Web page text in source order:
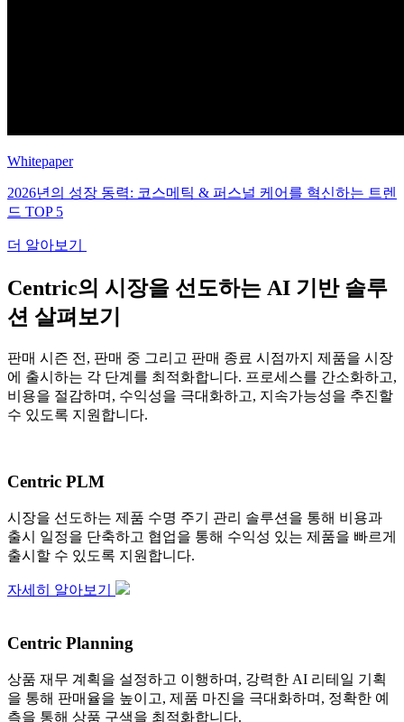
Whitepaper
2026년의 성장 동력: 코스메틱 & 퍼스널 케어를 혁신하는 트렌
드 TOP 5
더 알아보기
Centric의 시장을 선도하는 AI 기반 솔루
션 살펴보기
판매 시즌 전, 판매 중 그리고 판매 종료 시점까지 제품을 시장
에 출시하는 각 단계를 최적화합니다. 프로세스를 간소화하고,
비용을 절감하며, 수익성을 극대화하고, 지속가능성을 추진할
수 있도록 지원합니다.
Centric PLM
시장을 선도하는 제품 수명 주기 관리 솔루션을 통해 비용과
출시 일정을 단축하고 협업을 통해 수익성 있는 제품을 빠르게
출시할 수 있도록 지원합니다.
자세히 알아보기
Centric Planning
상품 재무 계획을 설정하고 이행하며, 강력한 AI 리테일 기획
을 통해 판매율을 높이고, 제품 마진을 극대화하며, 정확한 예
측을 통해 상품 구색을 최적화합니다.